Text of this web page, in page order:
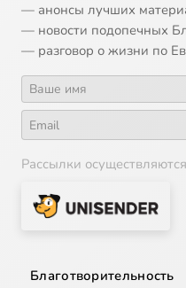
— анонсы лучших
— новости подопечных
— разговор о жизни по
Рассылки
Благотворительность